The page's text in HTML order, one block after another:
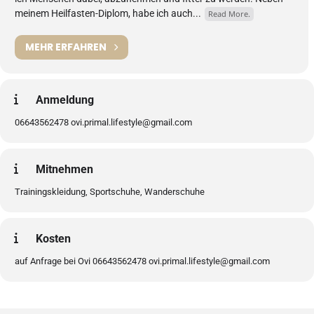
meinem Heilfasten-Diplom, habe ich auch...
Read More.
MEHR ERFAHREN
Anmeldung
06643562478 ovi.primal.lifestyle@gmail.com
Mitnehmen
Trainingskleidung, Sportschuhe, Wanderschuhe
Kosten
auf Anfrage bei Ovi 06643562478 ovi.primal.lifestyle@gmail.com